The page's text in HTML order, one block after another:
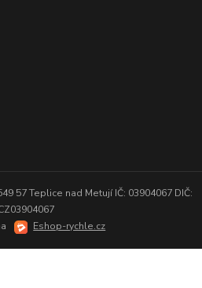
57 Teplice nad Metují IČ: 03904067 DIČ:
Eshop-rychle.cz